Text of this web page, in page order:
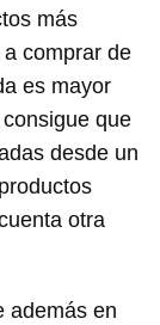
más
comprar de
es mayor
que
desde un
otra
además en